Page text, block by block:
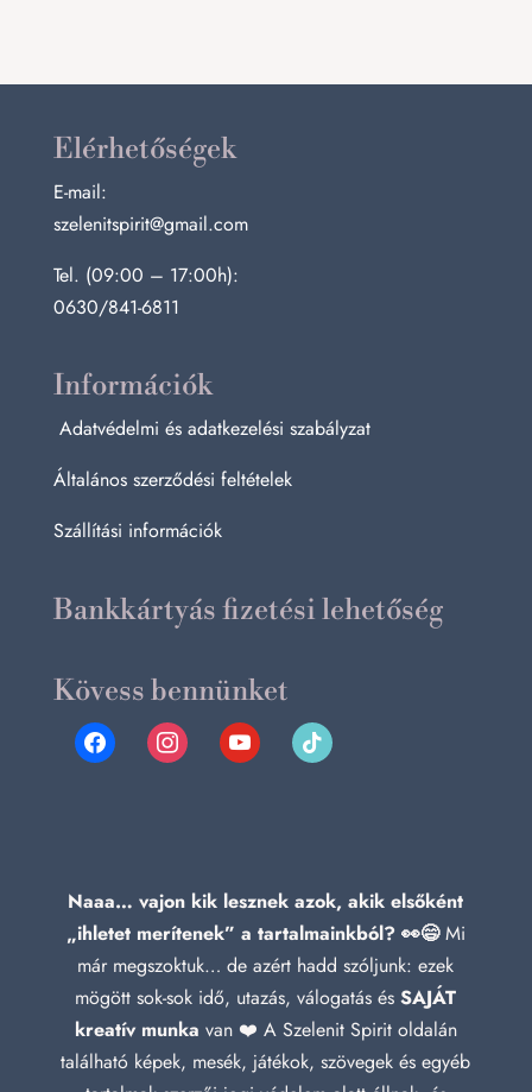
Elérhetőségek
E-mail:
szelenitspirit@gmail.com
Tel. (09:00 – 17:00h):
0630/841-6811
Információk
Adatvédelmi és adatkezelési szabályzat
Általános szerződési feltételek
Szállítási információk
Bankkártyás fizetési lehetőség
Kövess bennünket
facebookinstagramyoutube tiktok
Naaa… vajon kik lesznek azok, akik elsőként
„ihletet merítenek” a tartalmainkból? 👀😄Mi
már megszoktuk… de azért hadd szóljunk: ezek
mögött sok-sok idő, utazás, válogatás ésSAJÁT
kreatív munka van ❤️ A Szelenit Spirit oldalán
található képek, mesék, játékok, szövegek és egyéb